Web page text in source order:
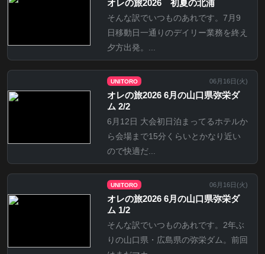
オレの旅2026 初夏の北浦
そんな訳でいつものあれです。7月9
日移動日一通りのデイリー業務を終え
夕方出発。...
UNITORO 06月16日(火)
オレの旅2026 6月の山口県弥栄ダ
ム 2/2
6月12日 大会初日泊まってるホテルか
ら会場まで15分くらいとかなり近い
ので快適だ...
UNITORO 06月16日(火)
オレの旅2026 6月の山口県弥栄ダ
ム 1/2
そんな訳でいつものあれです。2年ぶ
りの山口県・広島県の弥栄ダム。前回